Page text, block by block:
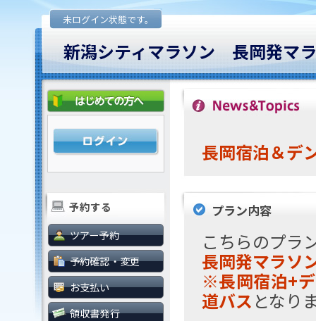
未ログイン状態です。
新潟シティマラソン 長岡発マ
予約する
ツアー予約
予約確認・変更
お支払い
領収書発行
長岡宿泊＆デ
プラン内容
こちらのプラ
長岡発マラソ
※長岡宿泊+
道バス となり